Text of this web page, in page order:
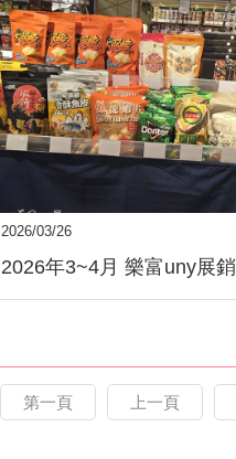
2026/03/26
2026年3~4月 樂富uny展銷
第一頁 上一頁